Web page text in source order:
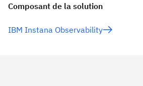
Composant de la solution
IBM Instana Observability